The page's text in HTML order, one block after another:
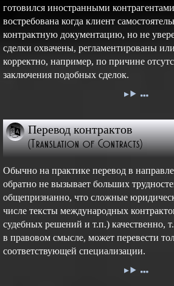
готовился иностранными
востребована когда клиент
контрактную документацию, но не
сделки охвачены, регламентированы
корректно, например, по причине
заключения подобных сделок.
Перевод контрактов
(Translation of Contracts)
Обычно на практике перевод в
обратно не вызывает больших
общепризнанно, что сложные
числе тексты международных
судебных решений и т.п.) качественно,
в правовом смысле, может перевести
соответствующей специализации.